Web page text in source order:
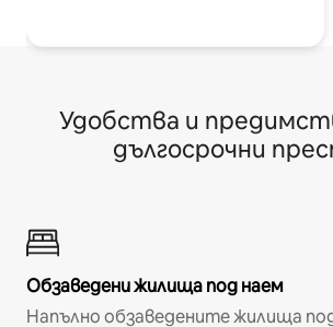
Удобства и
дългосрочни
Обзаведени жилища под наем
Напълно обзаведените жилища